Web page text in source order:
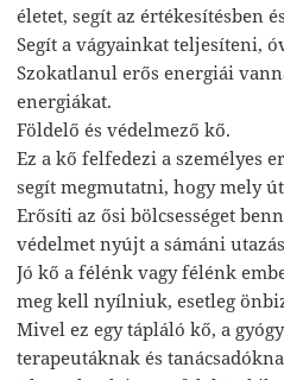
életet, segít az értékesítésben
Segít a vágyainkat teljesíteni,
Szokatlanul erős energiái
energiákat.
Földelő és védelmező kő.
Ez a kő felfedezi a személyes
segít megmutatni, hogy mely
Erősíti az ősi bölcsességet
védelmet nyújt a sámáni
Jó kő a félénk vagy félénk
meg kell nyílniuk, esetleg
Mivel ez egy tápláló kő, a
terapeutáknak és